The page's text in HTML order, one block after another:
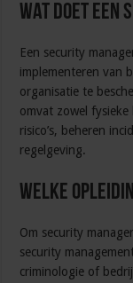
Wat doet een
Een security
implementeren van
organisatie te
omvat zowel
risico’s, beheren
regelgeving.
Welke
Om security
security
criminologie of